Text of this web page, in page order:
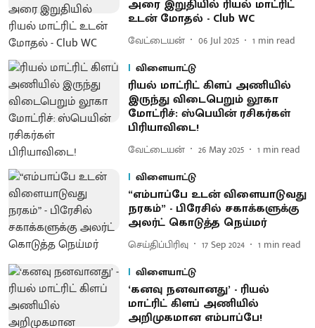
அரை இறுதியில் ரியல் மாட்ரிட்
உடன் மோதல் - Club WC
வேட்டையன் 06 Jul 2025 1 min read
விளையாட்டு
ரியல் மாட்ரிட் கிளப் அணியில்
இருந்து விடைபெறும் லூகா
மோட்ரிச்: ஸ்பெயின் ரசிகர்கள்
பிரியாவிடை!
வேட்டையன் 26 May 2025 1 min read
விளையாட்டு
“எம்பாப்பே உடன் விளையாடுவது
நரகம்” - பிரேசில் சகாக்களுக்கு
அலர்ட் கொடுத்த நெய்மர்
செய்திப்பிரிவு 17 Sep 2024 1 min read
விளையாட்டு
‘கனவு நனவானது’ - ரியல்
மாட்ரிட் கிளப் அணியில்
அறிமுகமான எம்பாப்பே!